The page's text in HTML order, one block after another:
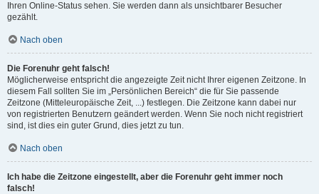
Ihren Online-Status sehen. Sie werden dann als unsichtbarer Besucher
gezählt.
Nach oben
Die Forenuhr geht falsch!
Möglicherweise entspricht die angezeigte Zeit nicht Ihrer eigenen Zeitzone. In
diesem Fall sollten Sie im „Persönlichen Bereich“ die für Sie passende
Zeitzone (Mitteleuropäische Zeit, ...) festlegen. Die Zeitzone kann dabei nur
von registrierten Benutzern geändert werden. Wenn Sie noch nicht registriert
sind, ist dies ein guter Grund, dies jetzt zu tun.
Nach oben
Ich habe die Zeitzone eingestellt, aber die Forenuhr geht immer noch
falsch!